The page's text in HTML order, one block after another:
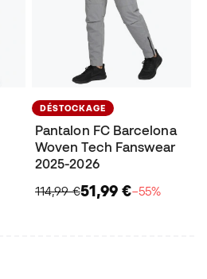
DÉSTOCKAGE
Pantalon FC Barcelona
Woven Tech Fanswear
2025-2026
114,99 €51,99 €−55%